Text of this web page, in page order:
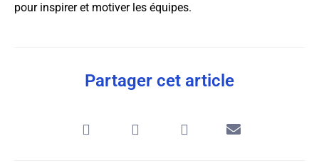
pour inspirer et motiver les équipes.
Partager cet article